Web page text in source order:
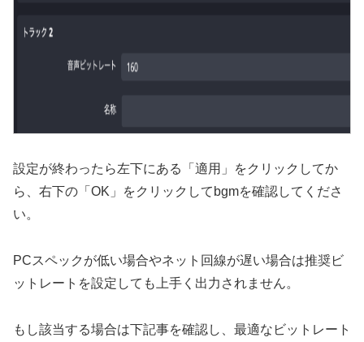
設定が終わったら左下にある「適用」をクリックしてか
ら、右下の「OK」をクリックしてbgmを確認してくださ
い。
PCスペックが低い場合やネット回線が遅い場合は推奨ビ
ットレートを設定しても上手く出力されません。
もし該当する場合は下記事を確認し、最適なビットレート